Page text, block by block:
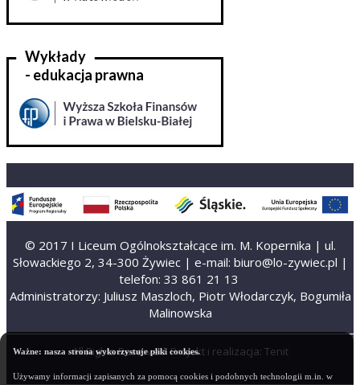
Wykłady
- edukacja prawna
© 2017 I Liceum Ogólnokształcące im. M. Kopernika | ul.
Słowackiego 2, 34-300 Żywiec | e-mail: biuro@lo-zywiec.pl |
telefon: 33 861 21 13
Administratorzy: Juliusz Maszloch, Piotr Włodarczyk, Bogumiła
Malinowska
All Rights Reserved. Projekt i realizacja: Tenit
Ważne: nasza strona wykorzystuje pliki cookies.
Używamy informacji zapisanych za pomocą cookies i podobnych technologii m.in. w